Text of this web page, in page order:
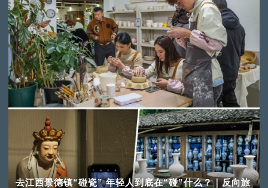
去江西景德镇“碰瓷” 年轻人到底在“碰”什么？｜反向旅